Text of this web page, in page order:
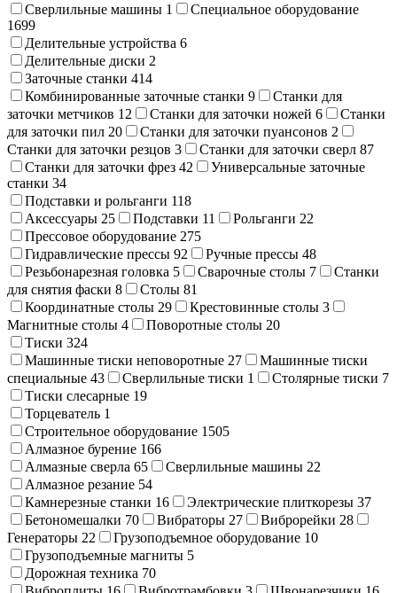
Сверлильные машины 1
Специальное оборудование
1699
Делительные устройства 6
Делительные диски 2
Заточные станки 414
Комбинированные заточные станки 9
Станки для
заточки метчиков 12 Станки для заточки ножей 6
Станки
для заточки пил 20 Станки для заточки пуансонов 2
Станки для заточки резцов 3 Станки для заточки сверл 87
Станки для заточки фрез 42
Универсальные заточные
станки 34
Подставки и рольганги 118
Аксессуары 25 Подставки 11 Рольганги 22
Прессовое оборудование 275
Гидравлические прессы 92 Ручные прессы 48
Резьбонарезная головка 5 Сварочные столы 7
Станки
для снятия фаски 8 Столы 81
Координатные столы 29 Крестовинные столы 3
Магнитные столы 4 Поворотные столы 20
Тиски 324
Машинные тиски неповоротные 27
Машинные тиски
специальные 43 Сверлильные тиски 1 Столярные тиски 7
Тиски слесарные 19
Торцеватель 1
Строительное оборудование 1505
Алмазное бурение 166
Алмазные сверла 65 Сверлильные машины 22
Алмазное резание 54
Камнерезные станки 16 Электрические плиткорезы 37
Бетономешалки 70 Вибраторы 27 Виброрейки 28
Генераторы 22 Грузоподъемное оборудование 10
Грузоподъемные магниты 5
Дорожная техника 70